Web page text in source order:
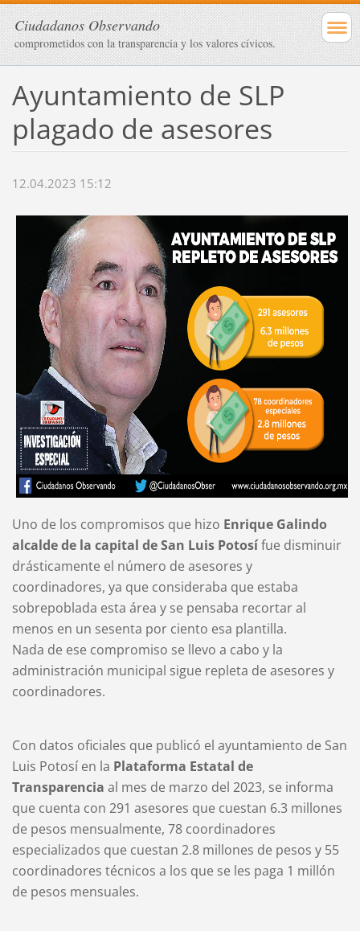
Ciudadanos Observando
comprometidos con la transparencia y los valores cívicos.
Ayuntamiento de SLP
plagado de asesores
12.04.2023 15:12
Uno de los compromisos que hizo Enrique Galindo
alcalde de la capital de San Luis Potosífue disminuir
drásticamente el número de asesores y
coordinadores, ya que consideraba que estaba
sobrepoblada esta área y se pensaba recortar al
menos en un sesenta por ciento esa plantilla.
Nada de ese compromiso se llevo a cabo y la
administración municipal sigue repleta de asesores y
coordinadores.
Con datos oficiales que publicó el ayuntamiento de San
Luis Potosí en la Plataforma Estatal de
Transparencia al mes de marzo del 2023, se informa
que cuenta con 291 asesores que cuestan 6.3 millones
de pesos mensualmente, 78 coordinadores
especializados que cuestan 2.8 millones de pesos y 55
coordinadores técnicos a los que se les paga 1 millón
de pesos mensuales.